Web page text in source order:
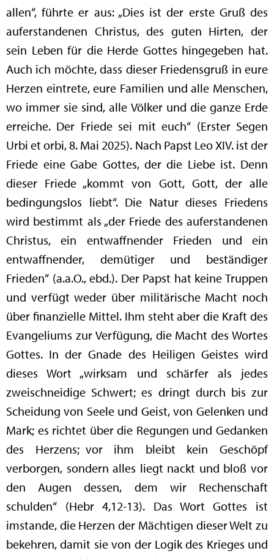
allen“, führte er aus: „Dies ist der erste Gruß des
auferstandenen Christus, des guten Hirten, der
sein Leben für die Herde Gottes hingegeben hat.
Auch ich möchte, dass dieser Friedensgruß in eure
Herzen eintrete, eure Familien und alle Menschen,
wo immer sie sind, alle Völker und die ganze Erde
erreiche. Der Friede sei mit euch“ (Erster Segen
Urbi et orbi, 8. Mai 2025). Nach Papst Leo XIV. ist der
Friede eine Gabe Gottes, der die Liebe ist. Denn
dieser Friede „kommt von Gott, Gott, der alle
bedingungslos liebt“. Die Natur dieses Friedens
wird bestimmt als „der Friede des auferstandenen
Christus, ein entwaffnender Frieden und ein
entwaffnender, demütiger und beständiger
Frieden“ (a.a.O., ebd.). Der Papst hat keine Truppen
und verfügt weder über militärische Macht noch
über finanzielle Mittel. Ihm steht aber die Kraft des
Evangeliums zur Verfügung, die Macht des Wortes
Gottes. In der Gnade des Heiligen Geistes wird
dieses Wort „wirksam und schärfer als jedes
zweischneidige Schwert; es dringt durch bis zur
Scheidung von Seele und Geist, von Gelenken und
Mark; es richtet über die Regungen und Gedanken
des Herzens; vor ihm bleibt kein Geschöpf
verborgen, sondern alles liegt nackt und bloß vor
den Augen dessen, dem wir Rechenschaft
schulden“ (Hebr 4,12-13). Das Wort Gottes ist
imstande, die Herzen der Mächtigen dieser Welt zu
bekehren, damit sie von der Logik des Krieges und